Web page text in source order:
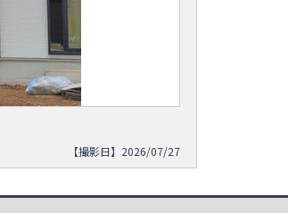
【撮影日】2026/07/27